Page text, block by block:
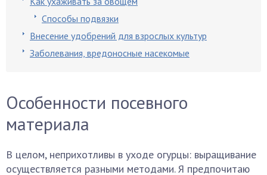
Способы подвязки
Внесение удобрений для взрослых культур
Заболевания, вредоносные насекомые
Особенности посевного
материала
В целом, неприхотливы в уходе огурцы: выращивание
осуществляется разными методами. Я предпочитаю